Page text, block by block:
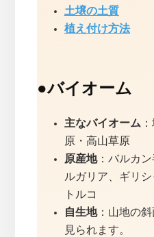
土壌の土質
植え付け方法
●バイオーム
主なバイオーム：
原・高山草原
原産地：バルカ
ルガリア、ギリ
トルコ
自生地：山地の
見られます。